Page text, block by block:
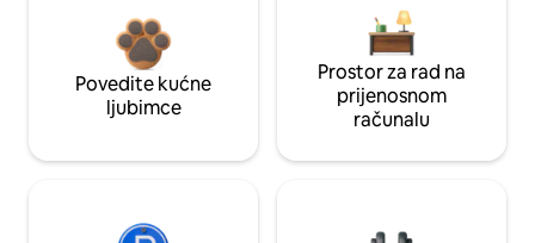
Povedite kućne
ljubimce
Prostor za rad na
prijenosnom
računalu